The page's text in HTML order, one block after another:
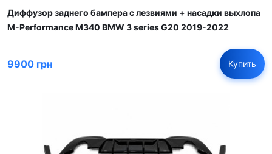
Диффузор заднего бампера с лезвиями + насадки выхлопа
M-Performance М340 BMW 3 series G20 2019-2022
9900 грн Купить